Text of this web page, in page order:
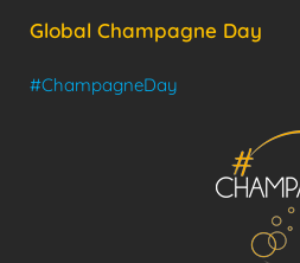
Global Champagne Day
#ChampagneDay